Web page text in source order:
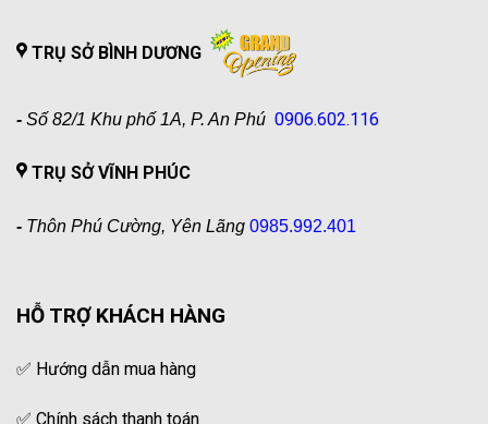
TRỤ SỞ BÌNH DƯƠNG
- Số 82/1 Khu phố 1A, P. An Phú 0906.602.116
TRỤ SỞ VĨNH PHÚC
- Thôn Phú Cường, Yên Lãng 0985.992.401
HỖ TRỢ KHÁCH HÀNG
✅ Hướng dẫn mua hàng
✅ Chính sách thanh toán